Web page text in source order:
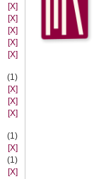
[X]
[X]
[X]
[X]
[X]
(1)
[X]
[X]
[X]
(1)
[X]
(1)
[X]